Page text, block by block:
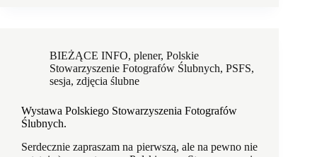
BIEŻĄCE INFO, plener, Polskie
Stowarzyszenie Fotografów Ślubnych, PSFS,
sesja, zdjęcia ślubne
Wystawa Polskiego Stowarzyszenia Fotografów
Ślubnych.
Serdecznie zapraszam na pierwszą, ale na pewno nie